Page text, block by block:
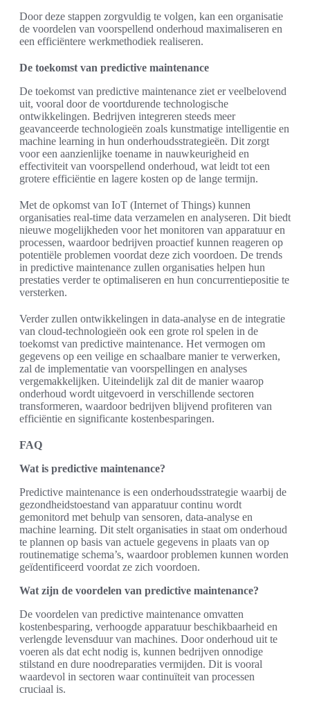
Door deze stappen zorgvuldig te volgen, kan een organisatie
de voordelen van voorspellend onderhoud maximaliseren en
een efficiëntere werkmethodiek realiseren.
De toekomst van predictive maintenance
De toekomst van predictive maintenance ziet er veelbelovend
uit, vooral door de voortdurende technologische
ontwikkelingen. Bedrijven integreren steeds meer
geavanceerde technologieën zoals kunstmatige intelligentie en
machine learning in hun onderhoudsstrategieën. Dit zorgt
voor een aanzienlijke toename in nauwkeurigheid en
effectiviteit van voorspellend onderhoud, wat leidt tot een
grotere efficiëntie en lagere kosten op de lange termijn.
Met de opkomst van IoT (Internet of Things) kunnen
organisaties real-time data verzamelen en analyseren. Dit biedt
nieuwe mogelijkheden voor het monitoren van apparatuur en
processen, waardoor bedrijven proactief kunnen reageren op
potentiële problemen voordat deze zich voordoen. De trends
in predictive maintenance zullen organisaties helpen hun
prestaties verder te optimaliseren en hun concurrentiepositie te
versterken.
Verder zullen ontwikkelingen in data-analyse en de integratie
van cloud-technologieën ook een grote rol spelen in de
toekomst van predictive maintenance. Het vermogen om
gegevens op een veilige en schaalbare manier te verwerken,
zal de implementatie van voorspellingen en analyses
vergemakkelijken. Uiteindelijk zal dit de manier waarop
onderhoud wordt uitgevoerd in verschillende sectoren
transformeren, waardoor bedrijven blijvend profiteren van
efficiëntie en significante kostenbesparingen.
FAQ
Wat is predictive maintenance?
Predictive maintenance is een onderhoudsstrategie waarbij de
gezondheidstoestand van apparatuur continu wordt
gemonitord met behulp van sensoren, data-analyse en
machine learning. Dit stelt organisaties in staat om onderhoud
te plannen op basis van actuele gegevens in plaats van op
routinematige schema’s, waardoor problemen kunnen worden
geïdentificeerd voordat ze zich voordoen.
Wat zijn de voordelen van predictive maintenance?
De voordelen van predictive maintenance omvatten
kostenbesparing, verhoogde apparatuur beschikbaarheid en
verlengde levensduur van machines. Door onderhoud uit te
voeren als dat echt nodig is, kunnen bedrijven onnodige
stilstand en dure noodreparaties vermijden. Dit is vooral
waardevol in sectoren waar continuïteit van processen
cruciaal is.